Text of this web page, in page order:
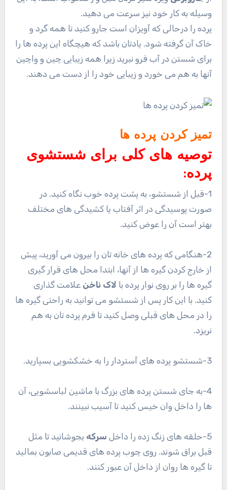
وسیله به کار خود نیز سرعت می دهید.
پرده را درحالی که آویزان است جارو کنید تا همه گرد و
خاک آن گرفته شود. یادتان باشد که هیچگاه این پرده ها را
برای شستن در آب فرو نبرید زیرا همه زیبایی چین و واچین
آنها به هم می خورد و زیبایی خود را از دست می دهند.
تمیز کردن پرده ها
توصیه های کلی برای شستشوی
پرده:
1-قبل از شستشو، به پشت پرده خوب نگاه کنید. در
صورت پوسیدگی در اثر آفتاب یا کشیدگی های مختلف
بهتر است آن را عوض کنید.
2-هنگامی که پرده های خانه تان را بیرون می آورید، پیش
از خارج کردن گیره ها از آنها، ابتدا محل های قرار گیری
گیره ها را بر روی نوار پرده با لاک ناخن علامت گذاری
کنید. با این کار پس از شستشو می توانید به راحتی گیره ها
را در محل های قبلی وصل کنید تا فرم پرده تان به هم
نریزد.
3-شستشو پرده های آستردار را به خشکشویی بسپارید.
4-به جای شستن پرده های بزرگ با ماشین لباسشویی، آن
ها را داخل وان خیس کنید تا آسیب نبینند.
5-حلقه های زنگ زده را داخل سرکه بجوشانید تا مثل
قبل براق شوند. روی چوب پرده های قدیمی صابون بمالید
تا گیره ها روان از داخل آن عبور کنند.